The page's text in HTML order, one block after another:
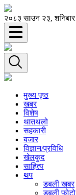
२०८३ साउन २३, शनिबार
मुख्य पृष्ठ
खबर
विशेष
थातथलो
सहकारी
बजार
विज्ञान/प्रविधि
खेलकुद
साहित्य
थप
डबली खबर
डबली फोटो